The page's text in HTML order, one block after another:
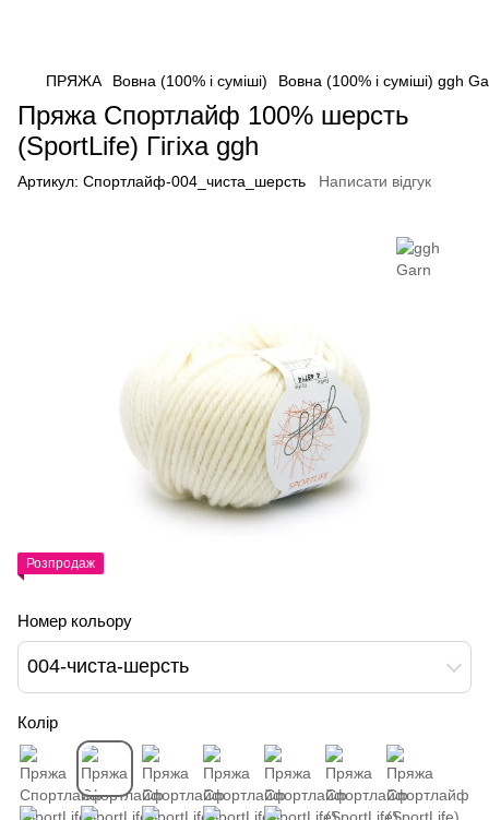
ПРЯЖА Вовна (100% і суміші) Вовна (100% і суміші) ggh
Пряжа Спортлайф 100% шерсть
(SportLife) Гігіха ggh
Артикул: Спортлайф-004_чиста_шерсть Написати відгук
Розпродаж
Номер кольору
004-чиста-шерсть
Колір